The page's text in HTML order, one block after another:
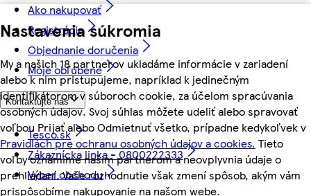
Nastavenia súkromia
My a našich 18 partnerov ukladáme informácie v zariadení
alebo k nim pristupujeme, napríklad k jedinečným
identifikátorom v súboroch cookie, za účelom spracúvania
osobných údajov. Svoj súhlas môžete udeliť alebo spravovať
voľbou Prijať alebo Odmietnuť všetko, prípadne kedykoľvek v
Pravidlách pre ochranu osobných údajov a cookies. Tieto
voľby oznámime našim partnerom a neovplyvnia údaje o
prehliadaní. Vaše rozhodnutie však zmení spôsob, akým vám
prispôsobíme nakupovanie na našom webe.
Ako nakupovať
Registrácia
Objednanie doručenia
Moje obľúbené
Kontaktujte nás
Tesco.sk
Zákaznícka linka - 0800222333
Výber obchodu